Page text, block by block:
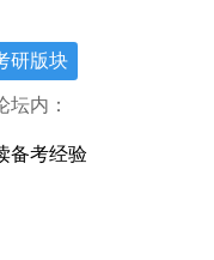
研版块
坛内：
备考经验